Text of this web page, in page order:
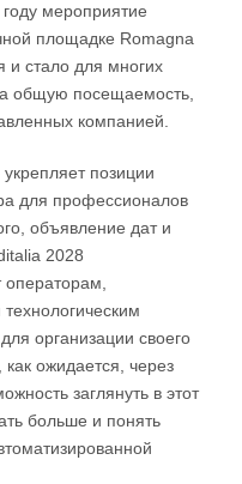
мероприятие
площадке Romagna
и стало для многих
общую посещаемость,
компанией.
позиции
для профессионалов
объявление дат и
2028
операторам,
организации своего
ожидается, через
заглянуть в этот
больше и понять